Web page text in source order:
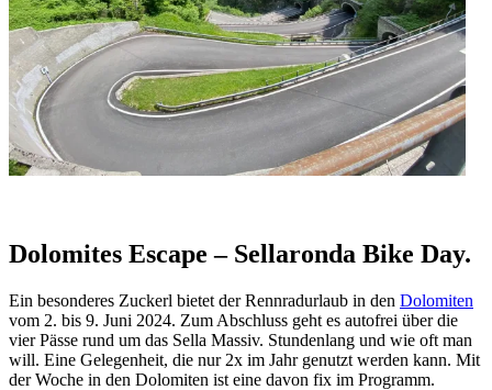
Dolomites Escape – Sellaronda Bike Day.
Ein besonderes Zuckerl bietet der Rennradurlaub in den Dolomiten
vom 2. bis 9. Juni 2024. Zum Abschluss geht es autofrei über die
vier Pässe rund um das Sella Massiv. Stundenlang und wie oft man
will. Eine Gelegenheit, die nur 2x im Jahr genutzt werden kann. Mit
der Woche in den Dolomiten ist eine davon fix im Programm.